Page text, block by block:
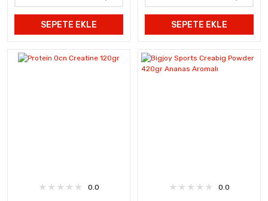
SEPETE EKLE SEPETE EKLE
0.0 0.0